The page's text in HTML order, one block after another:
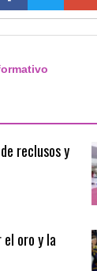
reclusos y
el oro y la